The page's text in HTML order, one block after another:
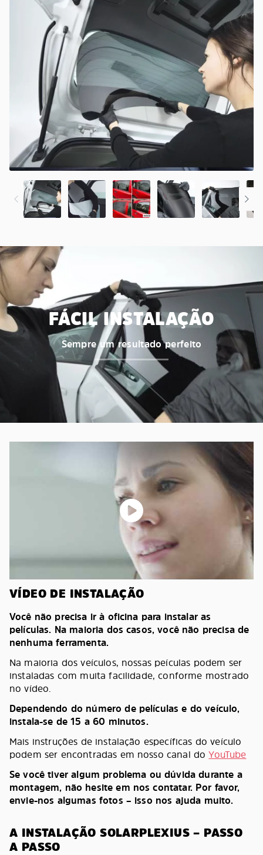
FÁCIL INSTALAÇÃO
Sempre um resultado perfeito
VÍDEO DE INSTALAÇÃO
Você não precisa ir à oficina para instalar as
películas. Na maioria dos casos, você não precisa de
nenhuma ferramenta.
Na maioria dos veículos, nossas peículas podem ser
instaladas com muita facilidade, conforme mostrado
no vídeo.
Dependendo do número de películas e do veículo,
instala-se de 15 a 60 minutos.
Mais instruções de instalação específicas do veículo
podem ser encontradas em nosso canal doYouTube
Se você tiver algum problema ou dúvida durante a
montagem, não hesite em nos contatar. Por favor,
envie-nos algumas fotos – isso nos ajuda muito.
A INSTALAÇÃO SOLARPLEXIUS – PASSO
A PASSO